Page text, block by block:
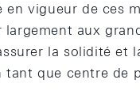
en vigueur de ces
aux
la solidité et
que centre de